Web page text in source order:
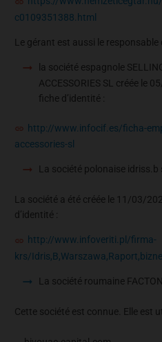
c0109351388.html
Le gérant est aussi le responsable
la société espagnole
ACCESSORIES SL créée le
fiche d’identité :
http://www.infocif.es/ficha-
accessories-sl
La société polonaise idriss.b
La société a été créée le 11/03/
d’identité :
http://www.infoveriti.pl/firma-
krs/
La société roumaine
Cette société est connue. Elle est